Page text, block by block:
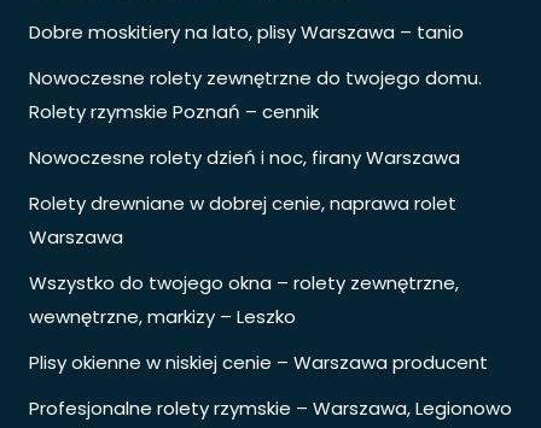
Dobre moskitiery na lato, plisy Warszawa – tanio
Nowoczesne rolety zewnętrzne do twojego domu.
Rolety rzymskie Poznań – cennik
Nowoczesne rolety dzień i noc, firany Warszawa
Rolety drewniane w dobrej cenie, naprawa rolet
Warszawa
Wszystko do twojego okna – rolety zewnętrzne,
wewnętrzne, markizy – Leszko
Plisy okienne w niskiej cenie – Warszawa producent
Profesjonalne rolety rzymskie – Warszawa, Legionowo